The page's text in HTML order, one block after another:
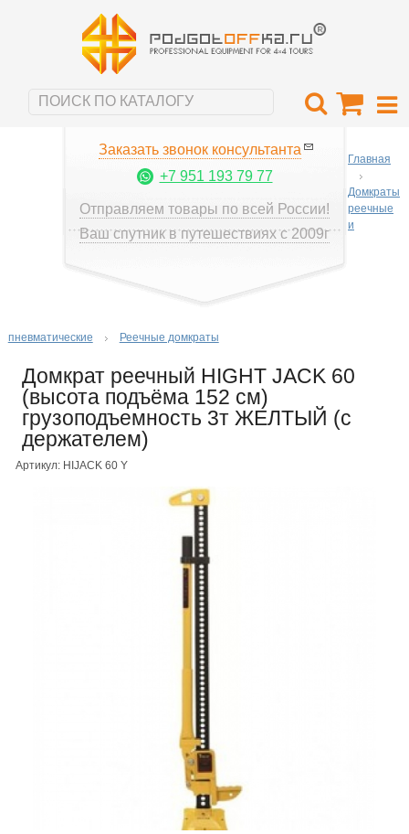
Заказать звонок консультанта
+7 951 193 79 77
Отправляем товары по всей России!
Ваш спутник в путешествиях с 2009г
Главная
Домкраты
реечные
и
пневматические Реечные домкраты
Домкрат реечный HIGHT JACK 60
(высота подъёма 152 см)
грузоподъемность 3т ЖЕЛТЫЙ (с
держателем)
Артикул: HIJACK 60 Y